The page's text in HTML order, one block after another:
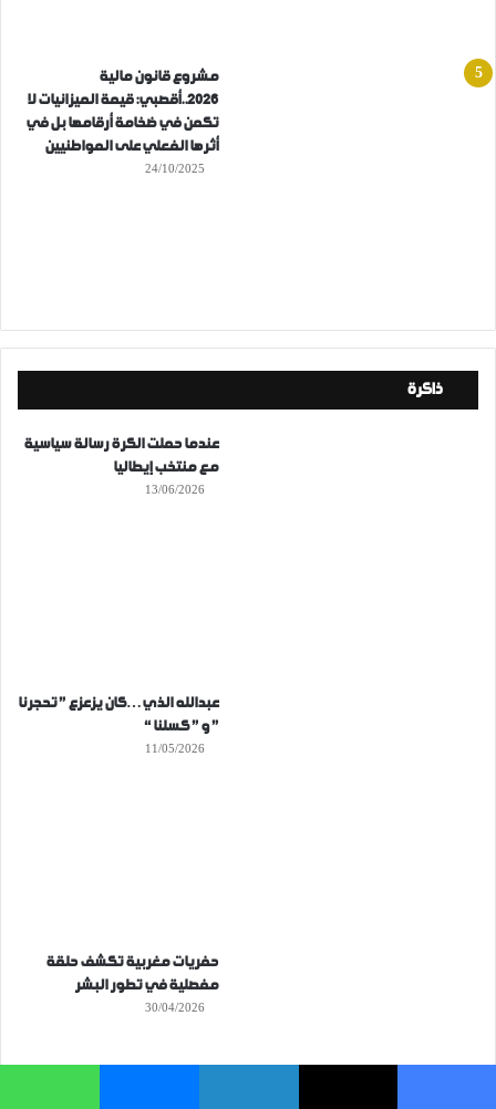
مشروع قانون مالية
2026..أقصبي: قيمة الميزانيات لا
تكمن في ضخامة أرقامها بل في
أثرها الفعلي على المواطنيين
24/10/2025
ذاكرة
عندما حملت الكرة رسالة سياسية
مع منتخب إيطاليا
13/06/2026
عبدالله الذي…كان يزعزع ” تحجرنا
” و ” كسلنا “
11/05/2026
حفريات مغربية تكشف حلقة
مفصلية في تطور البشر
30/04/2026